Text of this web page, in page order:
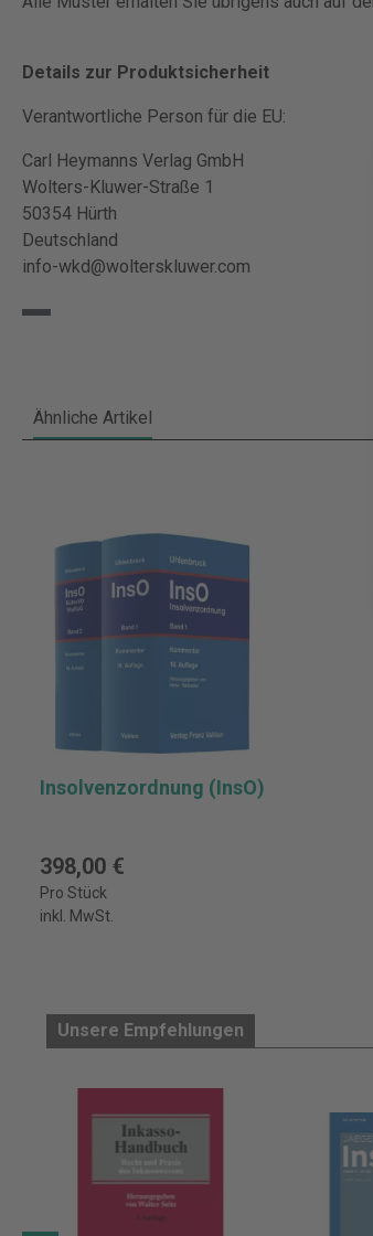
Details zur Produktsicherheit
Verantwortliche Person für die EU:
Carl Heymanns Verlag GmbH
Wolters-Kluwer-Straße 1
50354 Hürth
Deutschland
info-wkd@wolterskluwer.com
Ähnliche Artikel
Insolvenzordnung (InsO)
398,00 €
Pro Stück
inkl. MwSt.
Unsere Empfehlungen